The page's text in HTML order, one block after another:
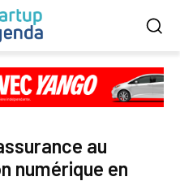
au
numérique en